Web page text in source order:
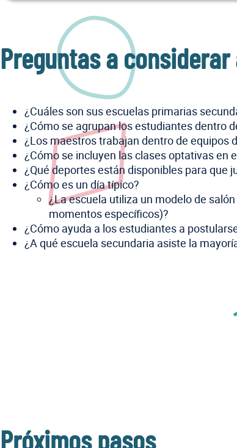
Preguntas a
¿Cuáles son sus escuelas primarias
¿Cómo se agrupan los estudiantes dentro
¿Los maestros trabajan dentro de equipos
¿Cómo se incluyen las clases optativas en
¿Qué deportes están disponibles para que
¿Cómo es un día típico?
¿La escuela utiliza un modelo de
momentos específicos)?
¿Cómo ayuda a los estudiantes a
¿A qué escuela secundaria asiste la